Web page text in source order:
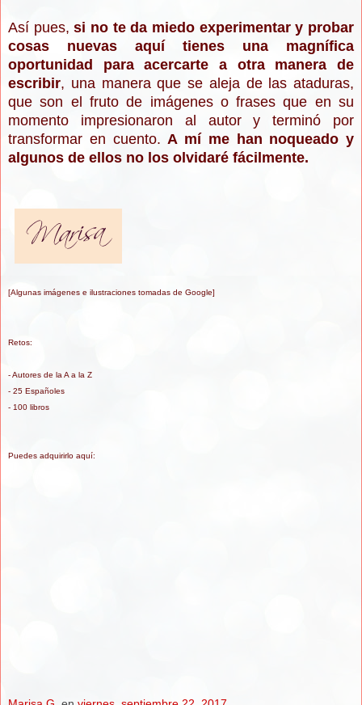
Así pues,si no te da miedo experimentar y probar
cosas nuevas aquí tienes una magnífica
oportunidad para acercarte a otra manera de
escribir, una manera que se aleja de las ataduras,
que son el fruto de imágenes o frases que en su
momento impresionaron al autor y terminó por
transformar en cuento.A mí me han noqueado y
algunos de ellos no los olvidaré fácilmente.
[Algunas imágenes e ilustraciones tomadas de Google]
Retos:
- Autores de la A a la Z
- 25 Españoles
- 100 libros
Puedes adquirirlo aquí: